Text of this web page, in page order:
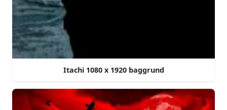
Itachi 1080 x 1920 baggrund